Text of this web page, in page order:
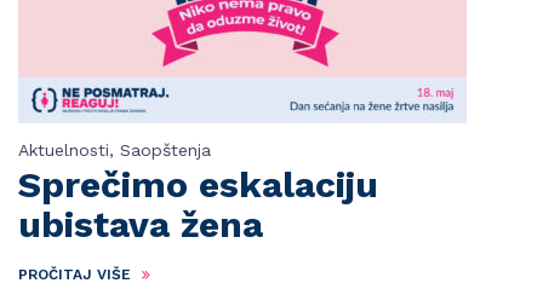
Aktuelnosti, Saopštenja
Sprečimo eskalaciju
ubistava žena
PROČITAJ VIŠE